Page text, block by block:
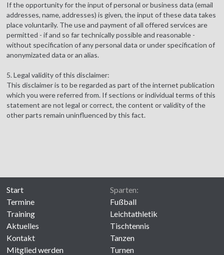
If the opportunity for the input of personal or business data (email
addresses, name, addresses) is given, the input of these data takes
place voluntarily. The use and payment of all offered services are
permitted - if and so far technically possible and reasonable -
without specification of any personal data or under specification of
anonymizated data or an alias.
5. Legal validity of this disclaimer:
This disclaimer is to be regarded as part of the internet publication
which you were referred from. If sections or individual terms of this
statement are not legal or correct, the content or validity of the
other parts remain uninfluenced by this fact.
Start
Termine
Training
Aktuelles
Kontakt
Mitglied werden
Sparten:
Fußball
Leichtathletik
Tischtennis
Tanzen
Turnen